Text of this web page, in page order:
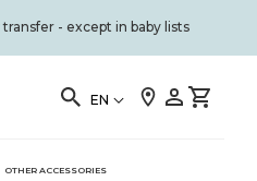
- except in baby lists
EN
OTHER ACCESSORIES